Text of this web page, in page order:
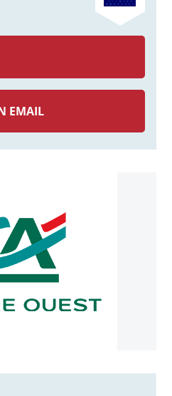
EMAIL